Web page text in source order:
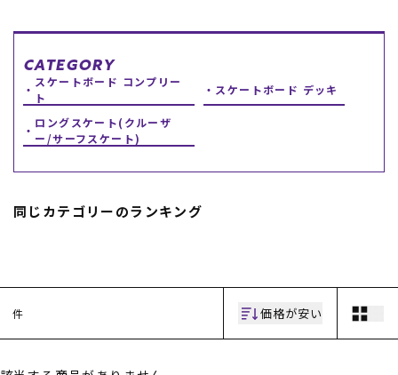
CATEGORY
スケートボード コンプリー
ト
スケートボード デッキ
ロングスケート(クルーザ
ー/サーフスケート)
同じカテゴリーのランキング
件 価格が安い